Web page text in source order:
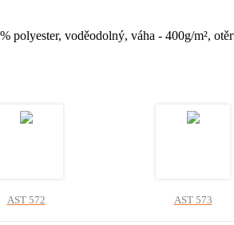
polyester, voděodolný, váha - 400g/m²,
AST 572 AST 573